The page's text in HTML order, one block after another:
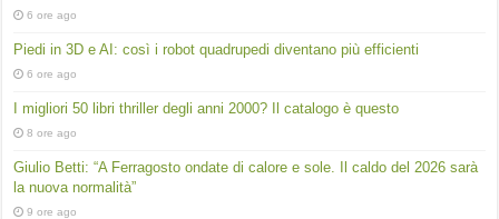
6 ore ago
Piedi in 3D e AI: così i robot quadrupedi diventano più efficienti
6 ore ago
I migliori 50 libri thriller degli anni 2000? Il catalogo è questo
8 ore ago
Giulio Betti: “A Ferragosto ondate di calore e sole. Il caldo del 2026 sarà
la nuova normalità”
9 ore ago